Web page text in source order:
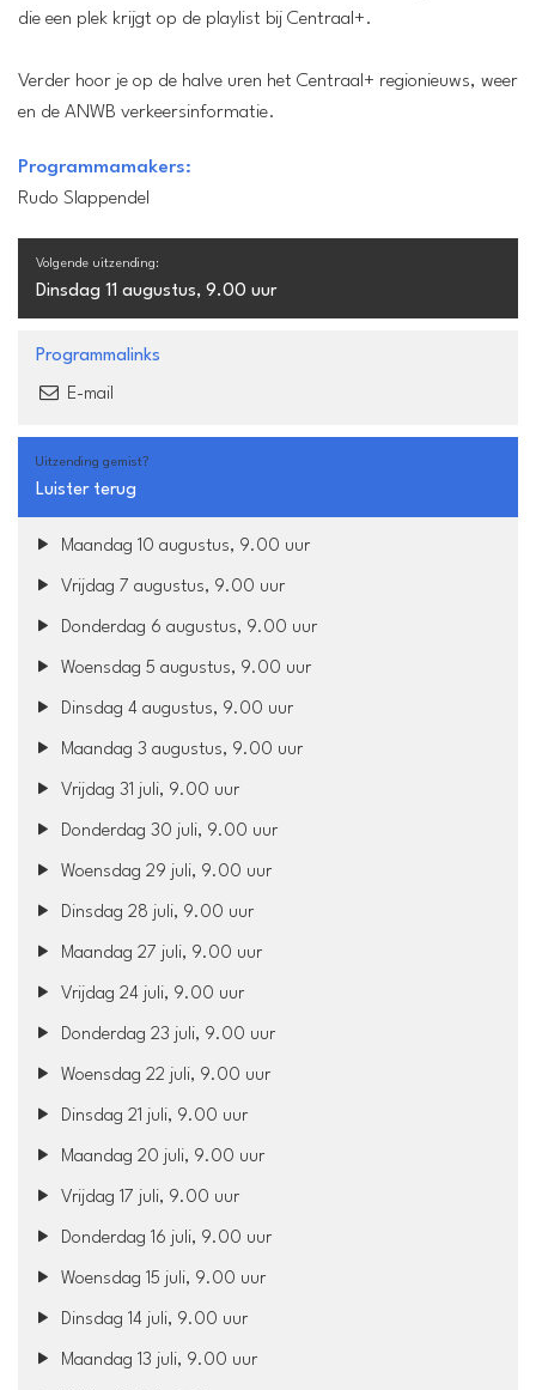
die een plek krijgt op de playlist bij Centraal+.
Verder hoor je op de halve uren het Centraal+ regionieuws, weer
en de ANWB verkeersinformatie.
Programmamakers:
Rudo Slappendel
Volgende uitzending:
Dinsdag 11 augustus, 9.00 uur
Programmalinks
E-mail
Uitzending gemist?
Luister terug
Maandag 10 augustus, 9.00 uur
Vrijdag 7 augustus, 9.00 uur
Donderdag 6 augustus, 9.00 uur
Woensdag 5 augustus, 9.00 uur
Dinsdag 4 augustus, 9.00 uur
Maandag 3 augustus, 9.00 uur
Vrijdag 31 juli, 9.00 uur
Donderdag 30 juli, 9.00 uur
Woensdag 29 juli, 9.00 uur
Dinsdag 28 juli, 9.00 uur
Maandag 27 juli, 9.00 uur
Vrijdag 24 juli, 9.00 uur
Donderdag 23 juli, 9.00 uur
Woensdag 22 juli, 9.00 uur
Dinsdag 21 juli, 9.00 uur
Maandag 20 juli, 9.00 uur
Vrijdag 17 juli, 9.00 uur
Donderdag 16 juli, 9.00 uur
Woensdag 15 juli, 9.00 uur
Dinsdag 14 juli, 9.00 uur
Maandag 13 juli, 9.00 uur